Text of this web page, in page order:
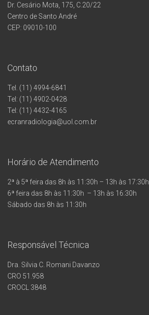
Dr. Cesário Mota, 175, C.20/22
Centro de Santo André
CEP: 09010-100
Contato
Tel. (11) 4994-6841
Tel: (11) 4902-0428
Tel: (11) 4432-4165
ecranradiologia@uol.com.br
Horário de Atendimento
2ª à 5ª feira das 8h às 11:30h – 13h às 17:30h
6ª feira das 8h às 11:30h – 13h às 16:30h
Sábado das 8h às 11:30h
Responsável Técnica
Dra. Silvia C. Romani Davanzo
CRO 51.958
CROCL 3848